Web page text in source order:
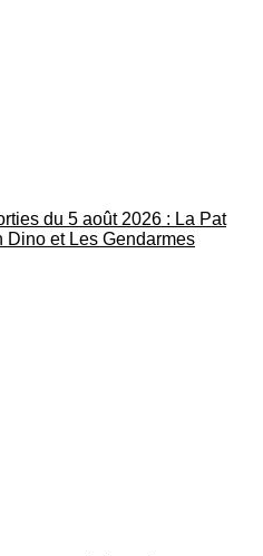
du 5 août 2026 : La Pat
Dino et Les Gendarmes